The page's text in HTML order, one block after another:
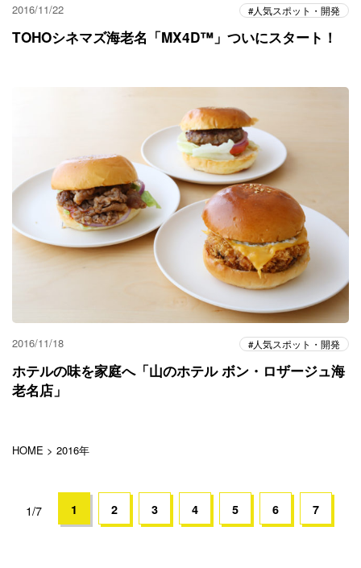
2016/11/22 人気スポット・開発
TOHOシネマズ海老名「MX4D™」ついにスタート！
2016/11/18 人気スポット・開発
ホテルの味を家庭へ「山のホテル ボン・ロザージュ海
老名店」
HOME > 2016年
1/7 1 2 3 4 5 6 7